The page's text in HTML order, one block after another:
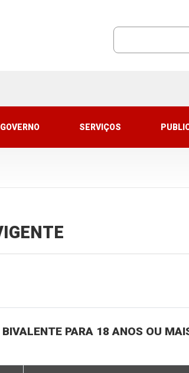
GOVERNO SERVIÇOS
PARA 18 ANOS OU